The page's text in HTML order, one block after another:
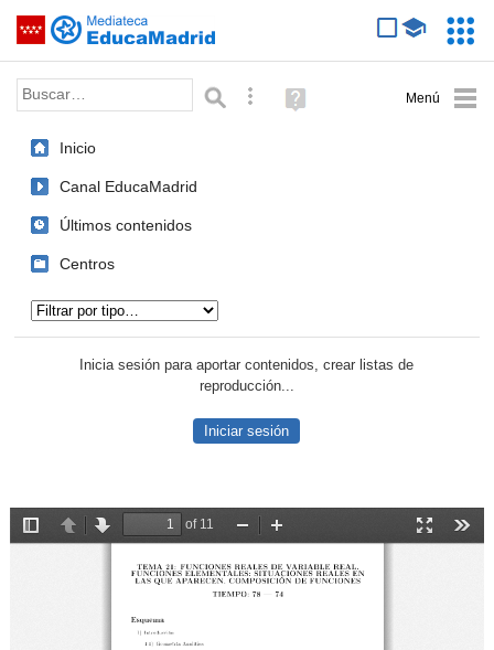
Saltar navegación
Palabra o frase: Búsqueda avanzada
Ayuda
(en
Inicio
Canal EducaMadrid
Últimos contenidos
Centros
Inicia sesión para aportar contenidos, crear listas de
reproducción...
Iniciar sesión